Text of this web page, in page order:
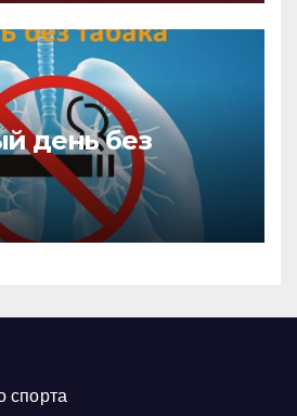
день без
спорта